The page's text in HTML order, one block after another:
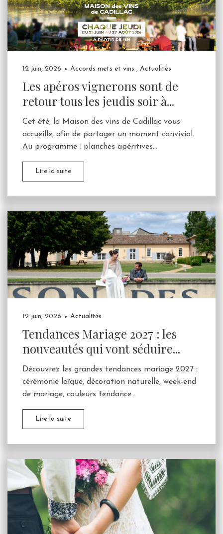
12 juin, 2026 Accords mets et vins , Actualités
Les apéros vignerons sont de
retour tous les jeudis soir à...
Cet été, la Maison des vins de Cadillac vous
accueille, afin de partager un moment convivial.
Au programme : planches apéritives...
Lire la suite
12 juin, 2026 Actualités
Tendances Mariage 2027 : les
nouveautés qui vont séduire...
Découvrez les grandes tendances mariage 2027 :
cérémonie laïque, décoration naturelle, week-end
de mariage, couleurs tendance...
Lire la suite